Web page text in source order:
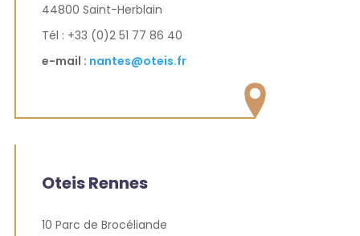
44800 Saint-Herblain
Tél : +33 (0)2 51 77 86 40
e-mail : nantes@oteis.fr
Oteis Rennes
10 Parc de Brocéliande